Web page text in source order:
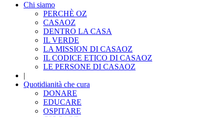
Chi siamo
PERCHÈ OZ
CASAOZ
DENTRO LA CASA
IL VERDE
LA MISSION DI CASAOZ
IL CODICE ETICO DI CASAOZ
LE PERSONE DI CASAOZ
|
Quotidianità che cura
DONARE
EDUCARE
OSPITARE